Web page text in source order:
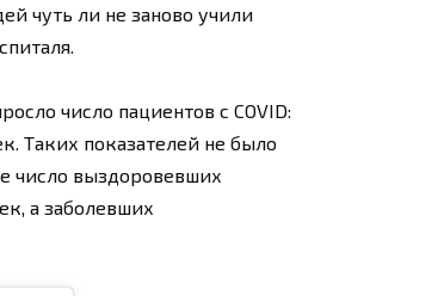
чуть ли не заново учили
число пациентов с COVID:
Таких показателей не было
число выздоровевших
а заболевших